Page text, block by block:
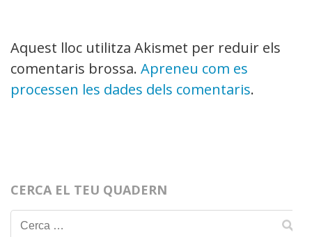
Aquest lloc utilitza Akismet per reduir els
comentaris brossa. Apreneu com es
processen les dades dels comentaris.
CERCA EL TEU QUADERN
Cerca: